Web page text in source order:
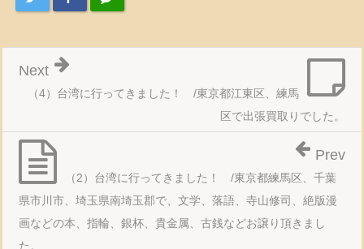
（4）台湾に行ってきました！ /東京都江東区、練馬
区で出張買取りでした。
Next
（2）台湾に行ってきました！ /東京都練馬区、千葉
県市川市、埼玉県南埼玉郡で、文学、落語、寺山修司、絶版漫
画などの本、指輪、銀杯、貴金属、古銭などお譲り頂きまし
た。
Prev